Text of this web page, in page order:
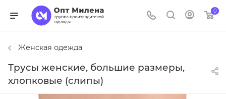
0
Женская одежда
Трусы женские, большие размеры,
хлопковые (слипы)